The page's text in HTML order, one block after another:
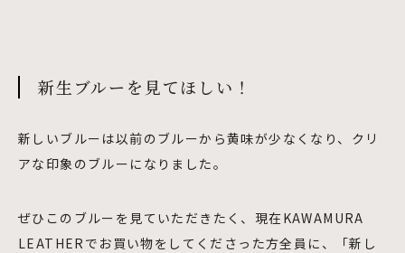
新生ブルーを見てほしい！
新しいブルーは以前のブルーから黄味が少なくなり、クリ
アな印象のブルーになりました。
ぜひこのブルーを見ていただきたく、現在KAWAMURA
LEATHERでお買い物をしてくださった方全員に、「新し